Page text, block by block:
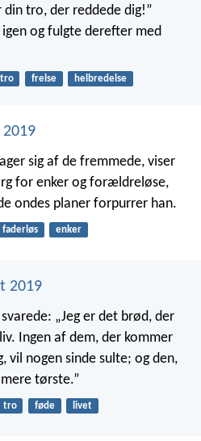
tro, der reddede dig!”
og fulgte derefter med
tro frelse helbredelse
sig af de fremmede, viser
for enker og forældreløse,
ondes planer forpurrer han.
faderløs enker
2019
svarede: „Jeg er det brød, der
Ingen af dem, der kommer
vil nogen sinde sulte; og den,
tørste.”
tro føde livet